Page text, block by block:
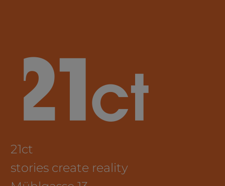
21ct
stories create reality